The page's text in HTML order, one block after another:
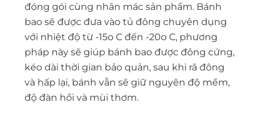
đóng gói cùng nhãn mác sản phẩm. Bánh
bao sẽ được đưa vào tủ đông chuyên dụng
với nhiệt độ từ -15o C đến -20o C, phương
pháp này sẽ giúp bánh bao được đông cứng,
kéo dài thời gian bảo quản, sau khi rã đông
và hấp lại, bánh vẫn sẽ giữ nguyên độ mềm,
độ đàn hồi và mùi thơm.